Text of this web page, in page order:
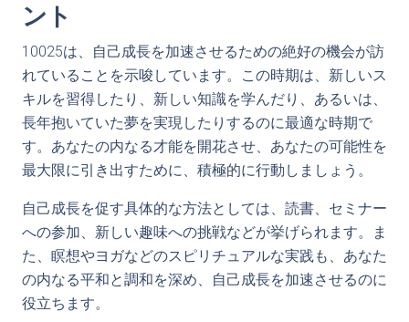
ント
10025は、自己成長を加速させるための絶好の機会が訪
れていることを示唆しています。この時期は、新しいス
キルを習得したり、新しい知識を学んだり、あるいは、
長年抱いていた夢を実現したりするのに最適な時期で
す。あなたの内なる才能を開花させ、あなたの可能性を
最大限に引き出すために、積極的に行動しましょう。
自己成長を促す具体的な方法としては、読書、セミナー
への参加、新しい趣味への挑戦などが挙げられます。ま
た、瞑想やヨガなどのスピリチュアルな実践も、あなた
の内なる平和と調和を深め、自己成長を加速させるのに
役立ちます。